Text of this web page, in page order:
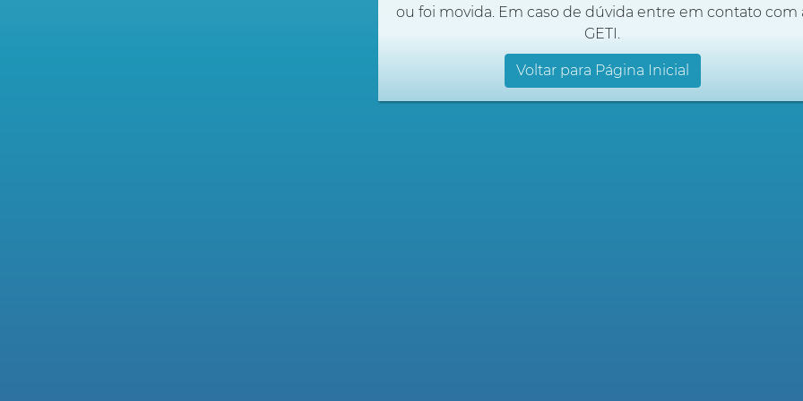
ou foi movida. Em caso de dúvida entre em contato com
GETI.
Voltar para Página Inicial